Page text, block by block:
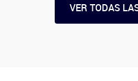
VER TODAS